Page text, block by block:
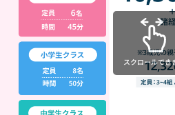
スクロールでき